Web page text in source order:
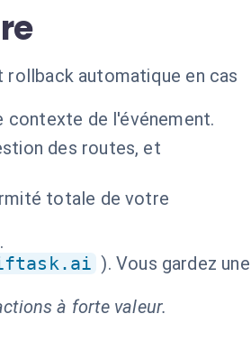
rollback automatique en cas
contexte de l'événement.
des routes, et
totale de votre
). Vous gardez une
à forte valeur.